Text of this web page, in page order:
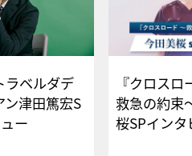
ラベルダデ
ン津田篤宏S
ビュー
『クロス
救急の約束
桜SPイ